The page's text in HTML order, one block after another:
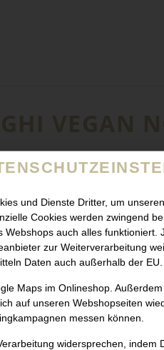
und Dienste Dritter, um
Cookies werden zwingend
Webshops auch alles funktioniert.
zur Weiterverarbeitung
Daten auch außerhalb der EU.
Maps im Onlineshop.
auf unseren Webshopseiten
messen können.
widersprechen, indem